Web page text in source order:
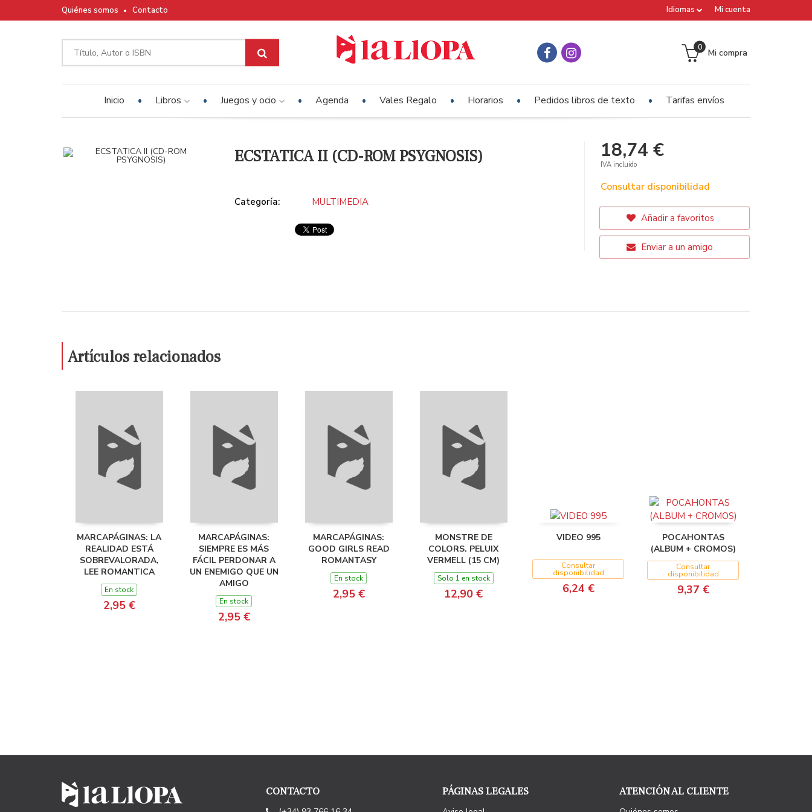
Mi cuenta
Idiomas
Quiénes somos Contacto
Mi compra
0
Inicio Libros Juegos y ocio Agenda Vales Regalo Horarios Pedidos libros de texto Tarifas envíos
ECSTATICA II (CD-ROM PSYGNOSIS)
Categoría: MULTIMEDIA
18,74 €
IVA incluido
Consultar disponibilidad
Añadir a favoritos
Enviar a un amigo
Artículos relacionados
MARCAPÁGINAS: LA
REALIDAD ESTÁ
SOBREVALORADA,
LEE ROMANTICA
En stock
2,95 €
MARCAPÁGINAS:
SIEMPRE ES MÁS
FÁCIL PERDONAR A
UN ENEMIGO QUE UN
AMIGO
En stock
2,95 €
MARCAPÁGINAS:
GOOD GIRLS READ
ROMANTASY
En stock
2,95 €
MONSTRE DE
COLORS. PELUIX
VERMELL (15 CM)
Solo 1 en stock
12,90 €
VIDEO 995
Consultar
disponibilidad
6,24 €
POCAHONTAS
(ALBUM + CROMOS)
Consultar
disponibilidad
9,37 €
CONTACTO PÁGINAS LEGALES ATENCIÓN AL CLIENTE